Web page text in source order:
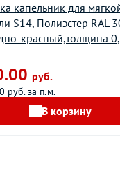
капельник для
S14, Полиэстер RAL
красный,толщина
руб.
руб. за п.м.
В корзину